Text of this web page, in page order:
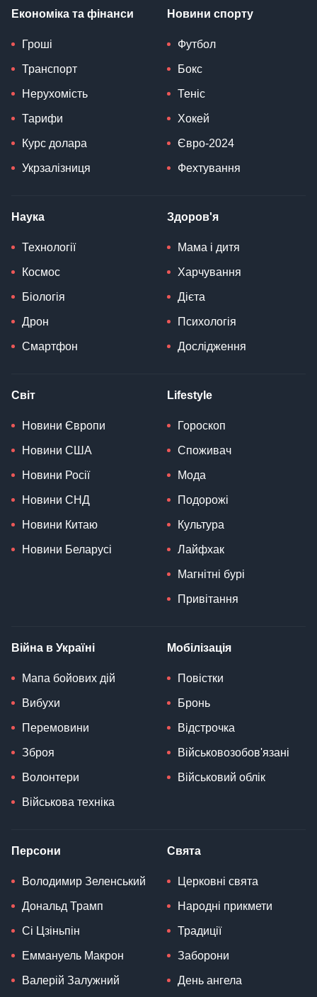
Економіка та фінанси
Гроші
Транспорт
Нерухомість
Тарифи
Курс долара
Укрзалізниця
Новини спорту
Футбол
Бокс
Теніс
Хокей
Євро-2024
Фехтування
Наука
Технології
Космос
Біологія
Дрон
Смартфон
Здоров'я
Мама і дитя
Харчування
Дієта
Психологія
Дослідження
Світ
Новини Європи
Новини США
Новини Росії
Новини СНД
Новини Китаю
Новини Беларусі
Lifestyle
Гороскоп
Споживач
Мода
Подорожі
Культура
Лайфхак
Магнітні бурі
Привітання
Війна в Україні
Мапа бойових дій
Вибухи
Перемовини
Зброя
Волонтери
Військова техніка
Мобілізація
Повістки
Бронь
Відстрочка
Військовозобов'язані
Військовий облік
Персони
Володимир Зеленський
Дональд Трамп
Сі Цзіньпін
Еммануель Макрон
Валерій Залужний
Свята
Церковні свята
Народні прикмети
Традиції
Заборони
День ангела